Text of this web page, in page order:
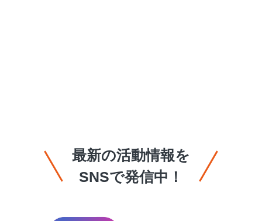
最新の活動情報を
SNSで発信中！